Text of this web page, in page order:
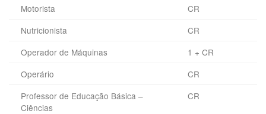
Motorista
CR
Nutricionista
CR
Operador de Máquinas
1 + CR
Operário
CR
Professor de Educação Básica –
Ciências
CR